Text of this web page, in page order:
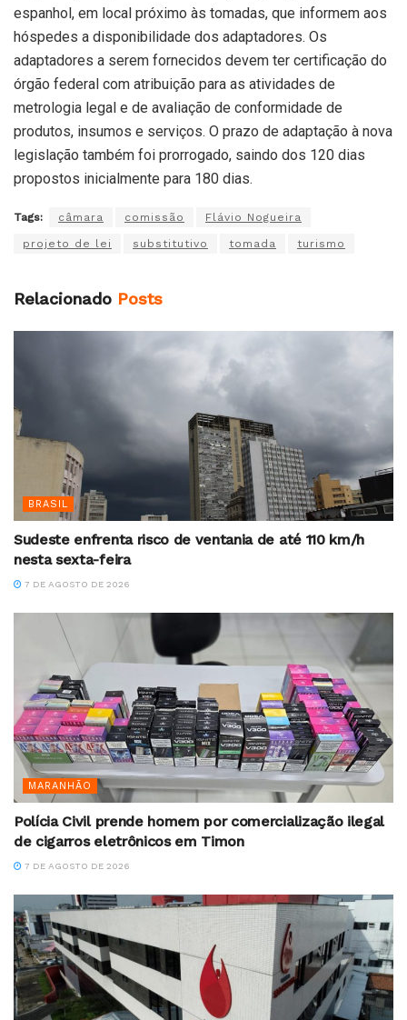
espanhol, em local próximo às tomadas, que informem aos
hóspedes a disponibilidade dos adaptadores. Os
adaptadores a serem fornecidos devem ter certificação do
órgão federal com atribuição para as atividades de
metrologia legal e de avaliação de conformidade de
produtos, insumos e serviços. O prazo de adaptação à nova
legislação também foi prorrogado, saindo dos 120 dias
propostos inicialmente para 180 dias.
Tags: câmara comissão Flávio Nogueira
projeto de lei substitutivo tomada turismo
Relacionado Posts
BRASIL
Sudeste enfrenta risco de ventania de até 110 km/h
nesta sexta-feira
7 DE AGOSTO DE 2026
MARANHÃO
Polícia Civil prende homem por comercialização ilegal
de cigarros eletrônicos em Timon
7 DE AGOSTO DE 2026